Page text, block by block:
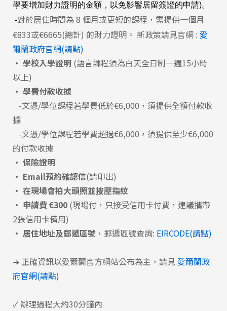
學要增加財力證明的金額，以免影響居留簽證的申請)。
-對於居住時間為 8 個月或更短的課程，需提供一個月
€833或€6665(總計) 的財力證明。 新政策請見官網 : 愛
爾蘭政府官網(請點)
• 學校入學證明 (語言課程須為白天全日制一週15小時
以上)
• 學費付款收據
-文憑/學位課程若學費低於€6,000，須提供全額付款收
據
-文憑/學位課程若學費超過€6,000，須提供至少€6,000
的付款收據
• 保險證明
• Email預約確認信(請印出)
• 在現場會拍大頭照並按壓指紋
• 申請費 €300 (現場付，只接受信用卡付費，建議攜帶
2張信用卡備用)​
• 居住地址及郵遞區號 ，郵遞區號查詢: EIRCODE(請點)
➜ 正確資訊以愛爾蘭官方網站公布為主，請見 愛爾蘭政
府官網(請點)
✓ 辦理過程大約30分鐘內